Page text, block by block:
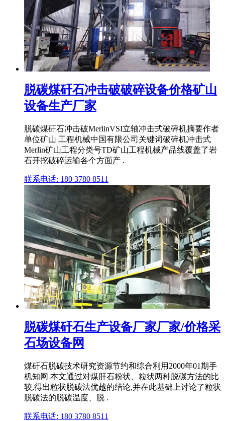
脱碳煤矸石冲击破破碎设备价格矿山
设备生产厂家
脱碳煤矸石冲击破MerlinVSI立轴冲击式破碎机摘要作者
单位矿山 工程机械中国有限公司关键词破碎机冲击式
Merlin矿山工程分类号TD矿山工程机械产品线覆盖了岩
石开挖破碎运输各个方面产 .
联系电话: 180 3780 8511
脱碳煤矸石生产设备厂家厂家/价格采
石场设备网
煤矸石脱碳技术研究资源节约和综合利用2000年01期手
机知网 本文通过对煤肝石粉状、粒状两种脱碳方法的比
较,得出粒状脱碳法优越的结论,并在此基础上讨论了粒状
脱碳法的脱碳温度、脱 .
联系电话: 180 3780 8511